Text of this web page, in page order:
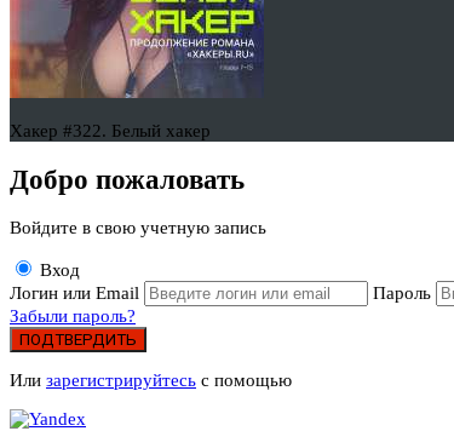
Хакер #322. Белый хакер
Добро пожаловать
Войдите в свою учетную запись
Вход
Логин или Email
Пароль
Забыли пароль?
ПОДТВЕРДИТЬ
Или зарегистрируйтесь с помощью